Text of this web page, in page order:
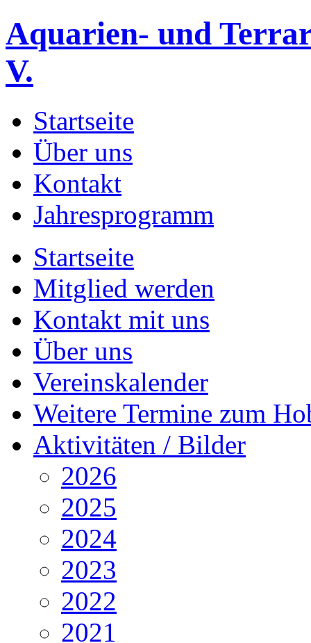
Aquarien- und
V.
Startseite
Über uns
Kontakt
Jahresprogramm
Startseite
Mitglied werden
Kontakt mit uns
Über uns
Vereinskalender
Weitere Termine zum
Aktivitäten / Bilder
2026
2025
2024
2023
2022
2021